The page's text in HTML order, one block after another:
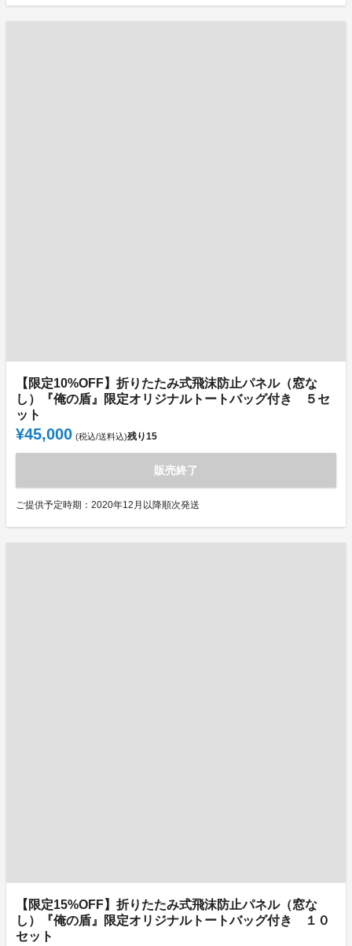
【限定10%OFF】折りたたみ式飛沫防止パネル（窓な
し）『俺の盾』限定オリジナルトートバッグ付き ５セ
ット
¥45,000 (税込/送料込)残り15
販売終了
ご提供予定時期：2020年12月以降順次発送
【限定15%OFF】折りたたみ式飛沫防止パネル（窓な
し）『俺の盾』限定オリジナルトートバッグ付き １０
セット